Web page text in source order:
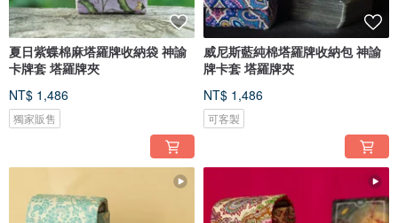
夏日紫蝶棉麻塔羅牌收納袋 神諭
卡牌套 塔羅牌夾
NT$ 1,486
獨家販售
威尼斯藍純棉塔羅牌收納包 神諭
牌卡套 塔羅牌夾
NT$ 1,486
可客製